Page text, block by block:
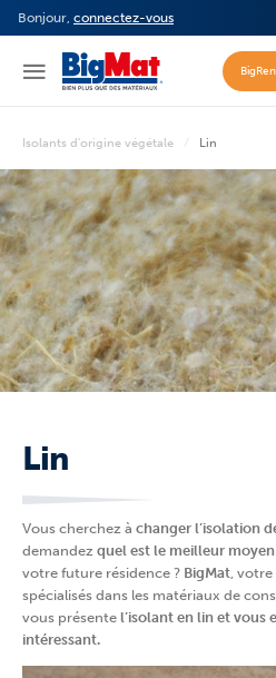
Bonjour, connectez-vous
Isolants d'origine végétale Lin
Lin
Vous cherchez à changer l’isolation
demandez quel est le meilleur
votre future résidence ? BigMat, votre
spécialisés dans les matériaux de
vous présente l’isolant en lin et vous
intéressant.